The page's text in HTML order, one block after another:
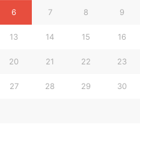
6 7 8 9
13 14 15 16
20 21 22 23
27 28 29 30